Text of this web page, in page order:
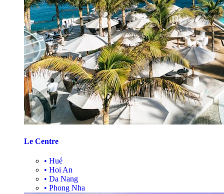
Le Centre
• Hué
• Hoi An
• Da Nang
• Phong Nha